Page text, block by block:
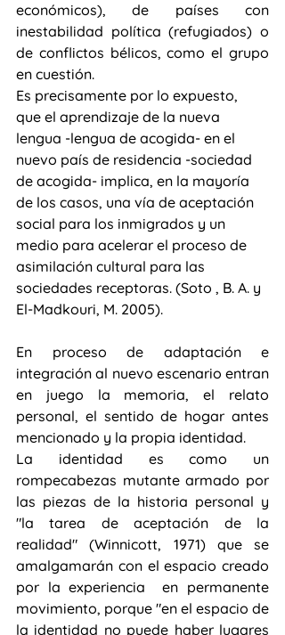
económicos), de países con
inestabilidad política (refugiados) o
de conflictos bélicos, como el grupo
en cuestión.
Es precisamente por lo expuesto,
que el aprendizaje de la nueva
lengua -lengua de acogida- en el
nuevo país de residencia -sociedad
de acogida- implica, en la mayoría
de los casos, una vía de aceptación
social para los inmigrados y un
medio para acelerar el proceso de
asimilación cultural para las
sociedades receptoras. (Soto , B. A. y
El-Madkouri, M. 2005).
En proceso de adaptación e
integración al nuevo escenario entran
en juego la memoria, el relato
personal, el sentido de hogar antes
mencionado y la propia identidad.
La identidad es como un
rompecabezas mutante armado por
las piezas de la historia personal y
"la tarea de aceptación de la
realidad" (Winnicott, 1971) que se
amalgamarán con el espacio creado
por la experiencia  en permanente
movimiento, porque "en el espacio de
la identidad no puede haber lugares